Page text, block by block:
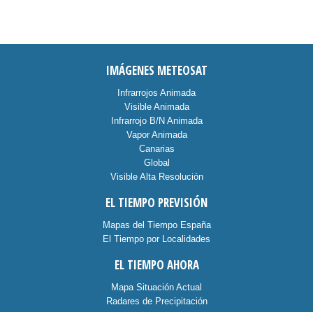
IMÁGENES METEOSAT
Infrarrojos Animada
Visible Animada
Infrarrojo B/N Animada
Vapor Animada
Canarias
Global
Visible Alta Resolución
EL TIEMPO PREVISIÓN
Mapas del Tiempo España
El Tiempo por Localidades
EL TIEMPO AHORA
Mapa Situación Actual
Radares de Precipitación